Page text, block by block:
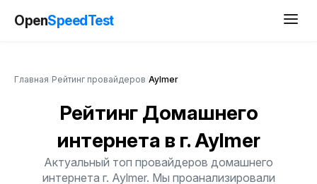
OpenSpeedTest
Главная Рейтинг провайдеров Aylmer
Рейтинг Домашнего
интернета в г. Aylmer
Актуальный топ провайдеров домашнего
интернета г. Aylmer. Мы проанализировали